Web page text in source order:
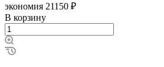
экономия 21150 ₽
В корзину